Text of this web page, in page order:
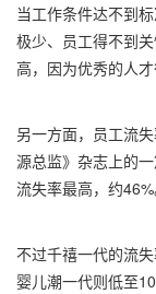
当工作条件达不到
极少、员工得不到
高，因为优秀的人
另一方面，员工流
源总监》杂志上的
流失率最高，约46%
不过千禧一代的流
婴儿潮一代则低至